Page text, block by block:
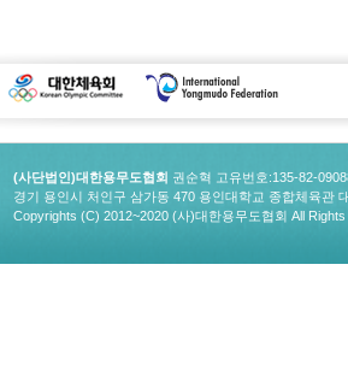
(사단법인)대한용무도협회 권순혁 고유번호:135-82-
경기 용인시 처인구 삼가동 470 용인대학교 종합체육관
Copyrights (C) 2012~2020 (사)대한용무도협회 All